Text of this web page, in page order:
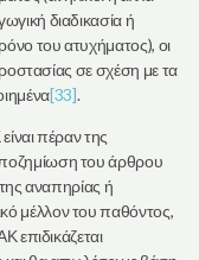
διαδικασία ή
του ατυχήματος), οι
σε σχέση με τα
[33].
πέραν της
του άρθρου
αναπηρίας ή
μέλλον του παθόντος,
επιδικάζεται